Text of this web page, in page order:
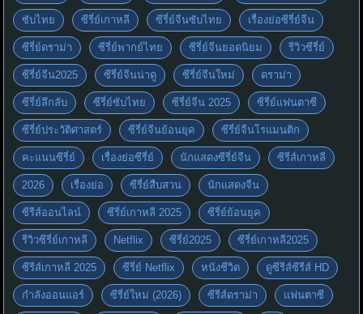
ซับไทย ซีรี่ย์เกาหลี ซีรี่ย์จีนซับไทย เรื่องย่อซีรี่ย์จีน
ซีรี่ย์ดราม่า ซีรี่ย์พากย์ไทย ซีรี่ย์จีนยอดนิยม รีวิวซีรี่ย์
ซีรี่ย์จีน2025 ซีรี่ย์จีนน่าดู ซีรี่ย์จีนใหม่ ดราม่า
ซีรี่ย์ลึกลับ ซีรี่ย์ซับไทย ซีรี่ย์จีน 2025 ซีรี่ย์แฟนตาซี
ซีรี่ย์ประวัติศาสตร์ ซีรี่ย์จีนย้อนยุค ซีรี่ย์จีนโรแมนติก
คะแนนซีรี่ย์ เรื่องย่อซีรี่ย์ นักแสดงซีรี่ย์จีน ซีรีส์เกาหลี
2026 เรื่องย่อ ซีรี่ย์สืบสวน นักแสดงจีน
ซีรีส์ออนไลน์ ซีรี่ย์เกาหลี 2025 ซีรี่ย์ย้อนยุค
รีวิวซีรี่ย์เกาหลี Netflix ซีรี่ย์2025 ซีรี่ย์เกาหลี2025
ซีรีส์เกาหลี 2025 ซีรี่ย์ Netflix หนังชีวิต ดูซีรีส์ซีรีส์ HD
กำลังออนแอร์ ซีรี่ย์ใหม่ (2026) ซีรีส์ดราม่า แฟนตาซี